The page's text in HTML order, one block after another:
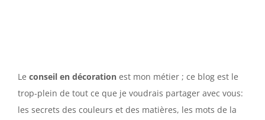
Le conseil en décoration est mon métier ; ce blog est le
trop-plein de tout ce que je voudrais partager avec vous:
les secrets des couleurs et des matières, les mots de la